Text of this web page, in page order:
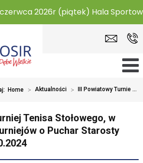
(piątek) Hala Sportowa w
Home > Aktualności > III Powiatowy Turnie ...
Tenisa Stołowego, w
o Puchar Starosty